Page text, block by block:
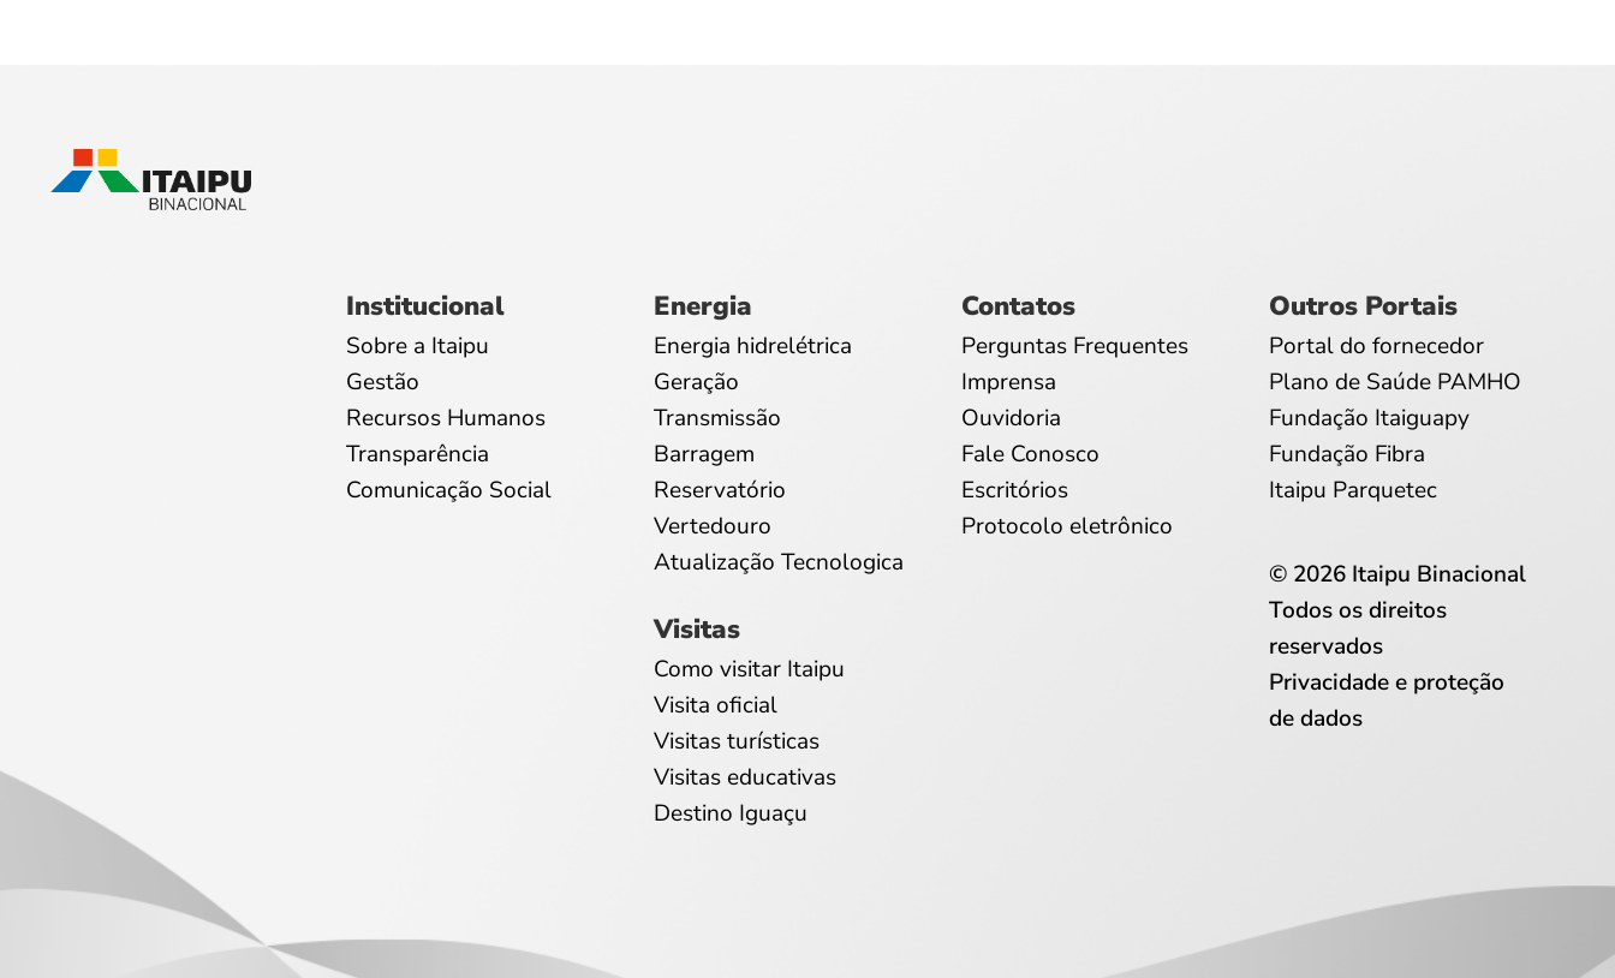
Institucional
Sobre a Itaipu
Gestão
Recursos Humanos
Transparência
Comunicação Social
Energia
Energia hidrelétrica
Geração
Transmissão
Barragem
Reservatório
Vertedouro
Atualização Tecnologica
Visitas
Como visitar Itaipu
Visita oficial
Visitas turísticas
Visitas educativas
Destino Iguaçu
Contatos
Perguntas Frequentes
Imprensa
Ouvidoria
Fale Conosco
Escritórios
Protocolo eletrônico
Outros Portais
Portal do fornecedor
Plano de Saúde PAMHO
Fundação Itaiguapy
Fundação Fibra
Itaipu Parquetec
© 2026 Itaipu Binacional
Todos os direitos
reservados
Privacidade e proteção
de dados